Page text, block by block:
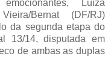
Luiza
Bernat (DF/RJ)
da segunda etapa do
13/14, disputada em
de ambas as duplas